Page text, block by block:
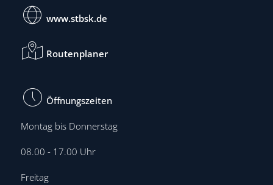
www.stbsk.de
Routenplaner
Öffnungszeiten
Montag bis Donnerstag
08.00 - 17.00 Uhr
Freitag